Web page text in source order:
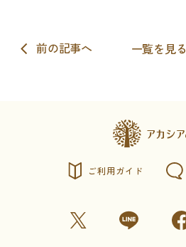
一覧を見る
ご利用ガイド